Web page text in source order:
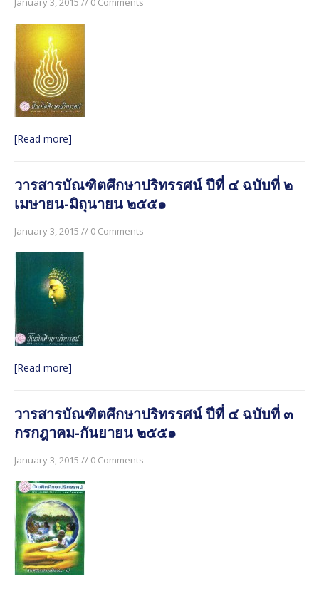
[Read more]
วารสารบัณฑิตศึกษาปริทรรศน์ ปีที่ ๔ ฉบับที่ ๒
เมษายน-มิถุนายน ๒๕๕๑
January 3, 2015 // 0 Comments
[Read more]
วารสารบัณฑิตศึกษาปริทรรศน์ ปีที่ ๔ ฉบับที่ ๓
กรกฎาคม-กันยายน ๒๕๕๑
January 3, 2015 // 0 Comments